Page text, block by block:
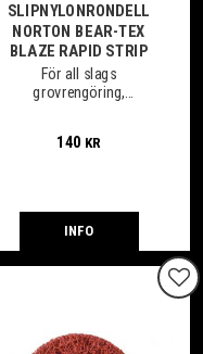
SLIPNYLONRONDELL
NORTON BEAR-TEX
BLAZE RAPID STRIP
För all slags
grovrengöring,
etc. på järn, stål och
140 KR
INFO